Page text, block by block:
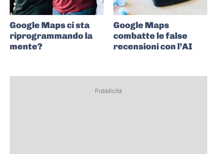
Google Maps ci sta
riprogrammando la
mente?
Google Maps
combatte le false
recensioni con l’AI
Pubblicità